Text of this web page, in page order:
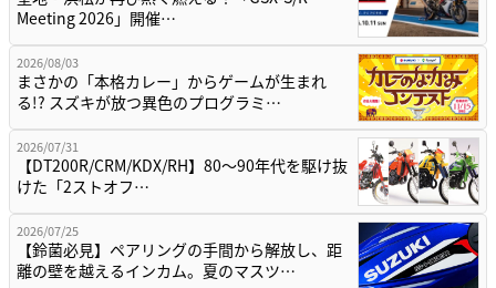
Meeting 2026」開催…
2026/08/03
まさかの「本格カレー」からゲームが生まれ
る!? スズキが放つ異色のプログラミ…
2026/07/31
【DT200R/CRM/KDX/RH】80〜90年代を駆け抜
けた「2ストオフ…
2026/07/25
【鈴菌必見】ペアリングの手間から解放し、距
離の壁を越えるインカム。夏のマスツ…